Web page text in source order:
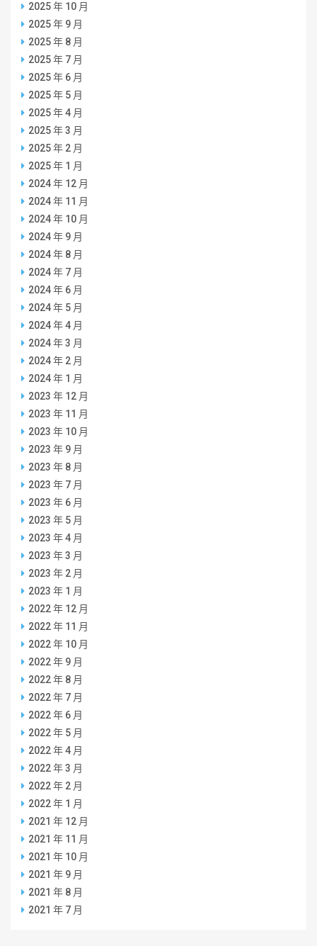
2025 年 10 月
2025 年 9 月
2025 年 8 月
2025 年 7 月
2025 年 6 月
2025 年 5 月
2025 年 4 月
2025 年 3 月
2025 年 2 月
2025 年 1 月
2024 年 12 月
2024 年 11 月
2024 年 10 月
2024 年 9 月
2024 年 8 月
2024 年 7 月
2024 年 6 月
2024 年 5 月
2024 年 4 月
2024 年 3 月
2024 年 2 月
2024 年 1 月
2023 年 12 月
2023 年 11 月
2023 年 10 月
2023 年 9 月
2023 年 8 月
2023 年 7 月
2023 年 6 月
2023 年 5 月
2023 年 4 月
2023 年 3 月
2023 年 2 月
2023 年 1 月
2022 年 12 月
2022 年 11 月
2022 年 10 月
2022 年 9 月
2022 年 8 月
2022 年 7 月
2022 年 6 月
2022 年 5 月
2022 年 4 月
2022 年 3 月
2022 年 2 月
2022 年 1 月
2021 年 12 月
2021 年 11 月
2021 年 10 月
2021 年 9 月
2021 年 8 月
2021 年 7 月